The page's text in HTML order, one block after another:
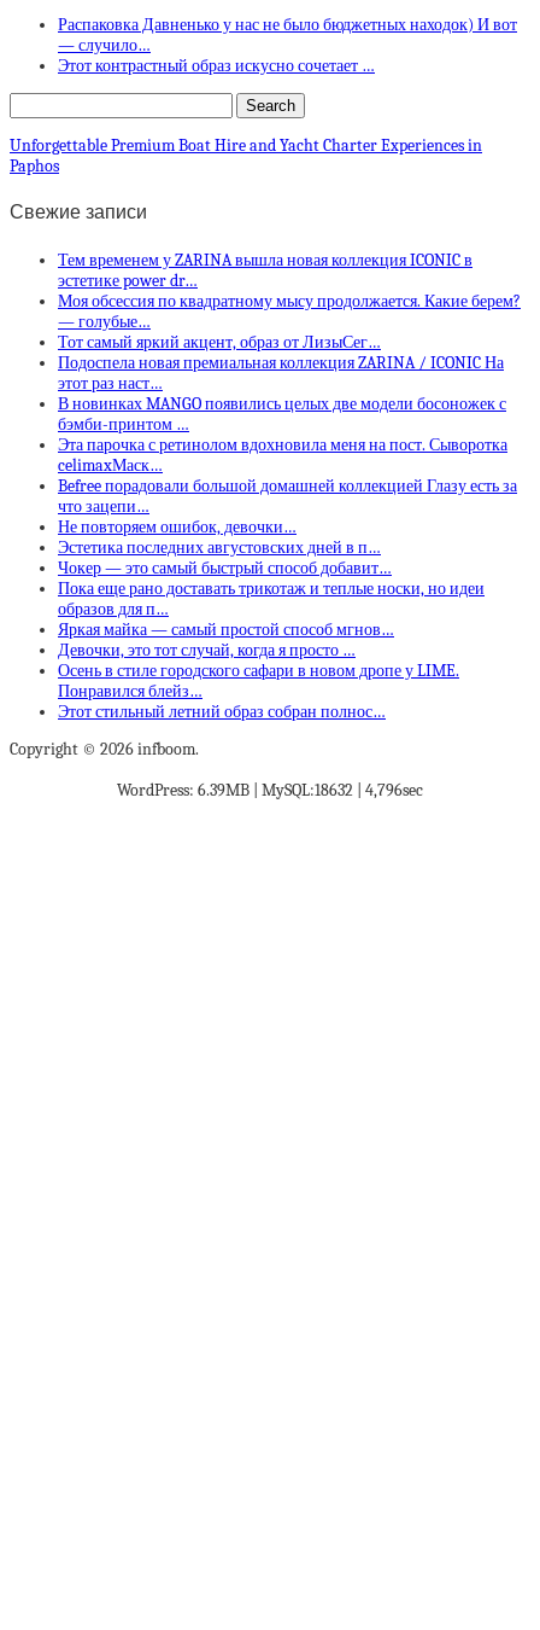
Распаковка Давненько у нас не было бюджетных находок) И вот
— случило…
Этот контрастный образ искусно сочетает …
Unforgettable Premium Boat Hire and Yacht Charter Experiences in
Paphos
Свежие записи
Тем временем у ZARINA вышла новая коллекция ICONIC в
эстетике power dr…
Моя обсессия по квадратному мысу продолжается. Какие берем?
— голубые…
Тот самый яркий акцент, образ от ЛизыСег…
Подоспела новая премиальная коллекция ZARINA / ICONIC На
этот раз наст…
В новинках MANGO появились целых две модели босоножек с
бэмби-принтом …
Эта парочка с ретинолом вдохновила меня на пост. Сыворотка
celimaxМаск…
Befree порадовали большой домашней коллекцией Глазу есть за
что зацепи…
Не повторяем ошибок, девочки…
Эстетика последних августовских дней в п…
Чокер — это самый быстрый способ добавит…
Пока еще рано доставать трикотаж и теплые носки, но идеи
образов для п…
Яркая майка — самый простой способ мгнов…
Девочки, это тот случай, когда я просто …
Осень в стиле городского сафари в новом дропе у LIME.
Понравился блейз…
Этот стильный летний образ собран полнос…
Copyright © 2026 infboom.
WordPress: 6.39MB | MySQL:18632 | 4,796sec